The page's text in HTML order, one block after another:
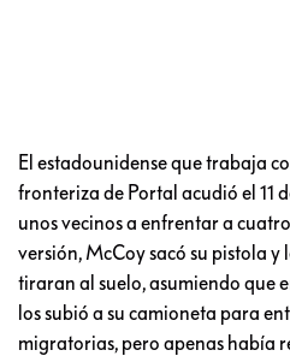
El estadounidense que trabaja
fronteriza de Portal acudió el 11
unos vecinos a enfrentar a
versión, McCoy sacó su pistola y
tiraran al suelo, asumiendo que
los subió a su camioneta para
migratorias, pero apenas había